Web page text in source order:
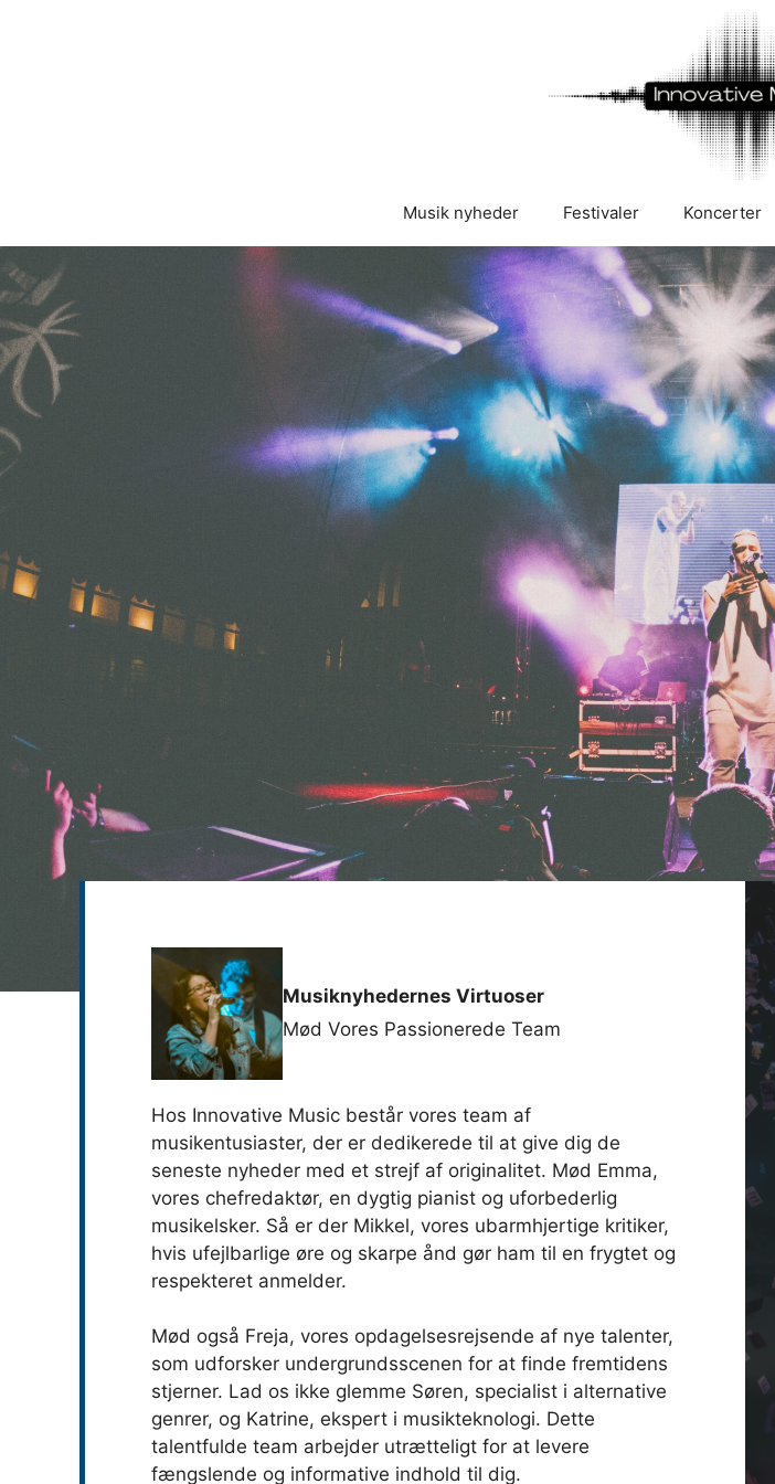
Musik nyheder Festivaler Koncerter
Musiknyhedernes Virtuoser
Mød Vores Passionerede Team
Hos Innovative Music består vores team af
musikentusiaster, der er dedikerede til at give dig de
seneste nyheder med et strejf af originalitet. Mød Emma,
vores chefredaktør, en dygtig pianist og uforbederlig
musikelsker. Så er der Mikkel, vores ubarmhjertige kritiker,
hvis ufejlbarlige øre og skarpe ånd gør ham til en frygtet og
respekteret anmelder.
Mød også Freja, vores opdagelsesrejsende af nye talenter,
som udforsker undergrundsscenen for at finde fremtidens
stjerner. Lad os ikke glemme Søren, specialist i alternative
genrer, og Katrine, ekspert i musikteknologi. Dette
talentfulde team arbejder utrætteligt for at levere
fængslende og informative indhold til dig.